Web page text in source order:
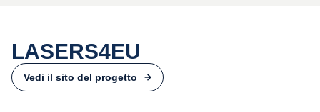
LASERS4EU
Vedi il sito del progetto